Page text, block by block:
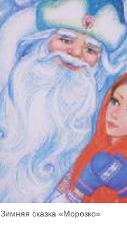
Зимняя сказка «Морозко»